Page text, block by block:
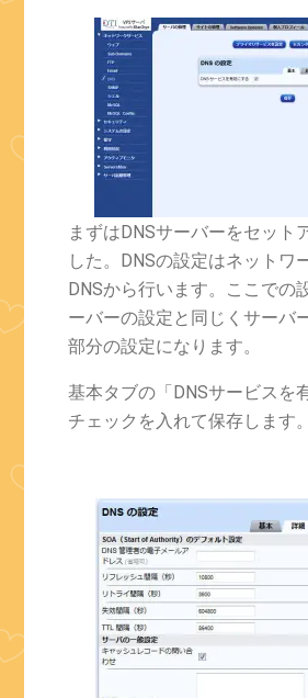
まずはDNSサーバーをセット
した。DNSの設定はネットワ
DNSから行います。ここでの
ーバーの設定と同じくサーバ
部分の設定になります。
基本タブの「DNSサービスを
チェックを入れて保存します。